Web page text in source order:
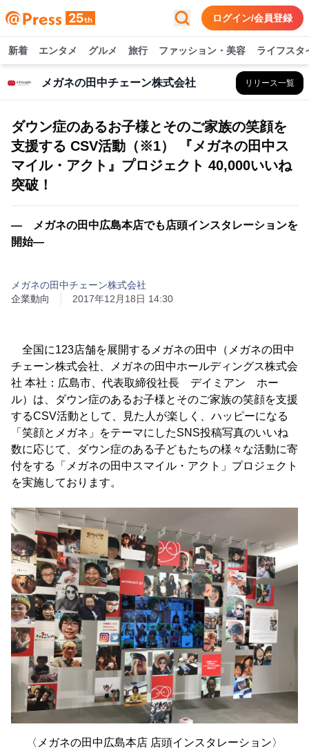
ログイン/会員登録
新着 エンタメ グルメ 旅行 ファッション・美容 ライフスタ
メガネの田中チェーン株式会社 リリース一覧
ダウン症のあるお子様とそのご家族の笑顔を
支援する CSV活動（※1） 『メガネの田中ス
マイル・アクト』プロジェクト 40,000いいね
突破！
― メガネの田中広島本店でも店頭インスタレーションを
開始―
メガネの田中チェーン株式会社
企業動向
2017年12月18日 14:30
全国に123店舗を展開するメガネの田中（メガネの田中
チェーン株式会社、メガネの田中ホールディングス株式会
社 本社：広島市、代表取締役社長 デイミアン ホー
ル）は、ダウン症のあるお子様とそのご家族の笑顔を支援
するCSV活動として、見た人が楽しく、ハッピーになる
「笑顔とメガネ」をテーマにしたSNS投稿写真のいいね
数に応じて、ダウン症のある子どもたちの様々な活動に寄
付をする「メガネの田中スマイル・アクト」プロジェクト
を実施しております。
〈メガネの田中広島本店 店頭インスタレーション〉